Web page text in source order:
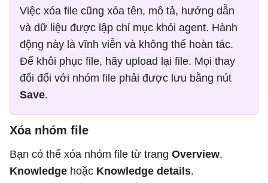
Việc xóa file cũng xóa tên, mô tả, hướng dẫn
và dữ liệu được lập chỉ mục khỏi agent. Hành
động này là vĩnh viễn và không thể hoàn tác.
Để khôi phục file, hãy upload lại file. Mọi thay
đổi đối với nhóm file phải được lưu bằng nút
Save.
Xóa nhóm file
Bạn có thể xóa nhóm file từ trang Overview,
Knowledge hoặc Knowledge details.